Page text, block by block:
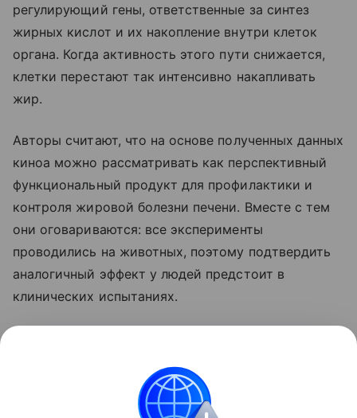
регулирующий гены, ответственные за синтез
жирных кислот и их накопление внутри клеток
органа. Когда активность этого пути снижается,
клетки перестают так интенсивно накапливать
жир.
Авторы считают, что на основе полученных данных
киноа можно рассматривать как перспективный
функциональный продукт для профилактики и
контроля жировой болезни печени. Вместе с тем
они оговариваются: все эксперименты
проводились на животных, поэтому подтвердить
аналогичный эффект у людей предстоит в
клинических испытаниях.
жировой болезни печени.